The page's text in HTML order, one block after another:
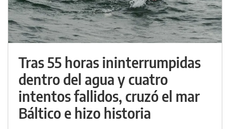
Tras 55 horas ininterrumpidas
dentro del agua y cuatro
intentos fallidos, cruzó el mar
Báltico e hizo historia